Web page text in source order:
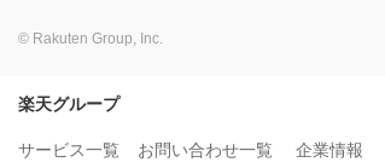
© Rakuten Group, Inc.
楽天グループ
サービス一覧 お問い合わせ一覧 企業情報